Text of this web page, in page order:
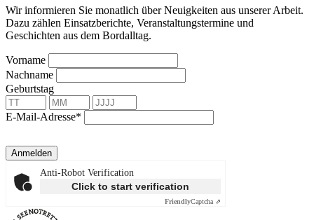
Wir informieren Sie monatlich über Neuigkeiten aus unserer Arbeit.
Dazu zählen Einsatzberichte, Veranstaltungstermine und
Geschichten aus dem Bordalltag.
Vorname
Nachname
Geburtstag
E-Mail-Adresse*
Anmelden
Anti-Robot Verification
Click to start verification
FriendlyCaptcha ⇗